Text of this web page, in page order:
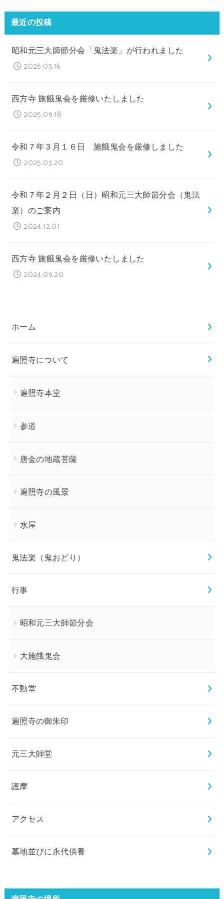
最近の投稿
昭和元三大師節分会「鬼法楽」が行われました
2026.03.16
西方寺 施餓鬼会を厳修いたしました
2025.09.18
令和７年３月１６日 施餓鬼会を厳修しました
2025.03.20
令和７年２月２日（日）昭和元三大師節分会（鬼法
楽）のご案内
2024.12.01
西方寺 施餓鬼会を厳修いたしました
2024.09.20
ホーム
遍照寺について
遍照寺本堂
参道
唐金の地蔵菩薩
遍照寺の風景
水屋
鬼法楽（鬼おどり）
行事
昭和元三大師節分会
大施餓鬼会
不動堂
遍照寺の御朱印
元三大師堂
護摩
アクセス
墓地並びに永代供養